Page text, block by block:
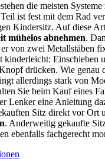
die meisten
ist fest mit dem Rad
Kindersitz. Auf diese
mühelos abnehmen.
von zwei Metallstäben
kinderleicht: Einschieben
drücken. Wie genau
allerdings stark von
Sie beim Kauf eines
Lenker eine Anleitung
Sitz direkt vor Ort
. Anderweitig gekaufte
ebenfalls fachgerecht